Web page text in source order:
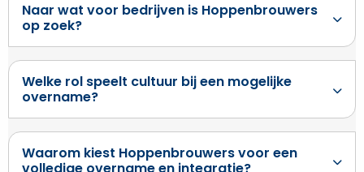
Naar wat voor bedrijven is Hoppenbrouwers
op zoek?
Welke rol speelt cultuur bij een mogelijke
overname?
Waarom kiest Hoppenbrouwers voor een